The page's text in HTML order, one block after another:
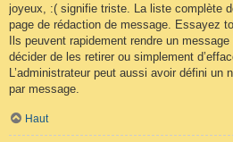
joyeux, :( signifie triste. La liste complète
page de rédaction de message. Essayez
Ils peuvent rapidement rendre un
décider de les retirer ou simplement
L’administrateur peut aussi avoir défini
par message.
Haut